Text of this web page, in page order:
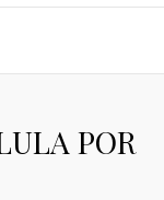
POR